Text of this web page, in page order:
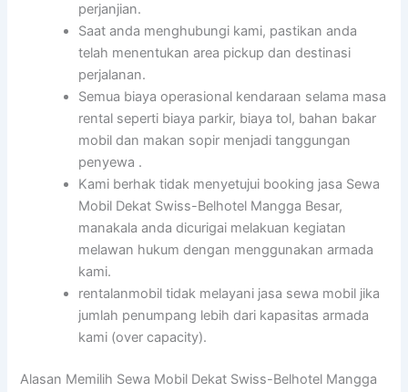
perjanjian.
Saat anda menghubungi kami, pastikan anda
telah menentukan area pickup dan destinasi
perjalanan.
Semua biaya operasional kendaraan selama masa
rental seperti biaya parkir, biaya tol, bahan bakar
mobil dan makan sopir menjadi tanggungan
penyewa .
Kami berhak tidak menyetujui booking jasa Sewa
Mobil Dekat Swiss-Belhotel Mangga Besar,
manakala anda dicurigai melakuan kegiatan
melawan hukum dengan menggunakan armada
kami.
rentalanmobil tidak melayani jasa sewa mobil jika
jumlah penumpang lebih dari kapasitas armada
kami (over capacity).
Alasan Memilih Sewa Mobil Dekat Swiss-Belhotel Mangga